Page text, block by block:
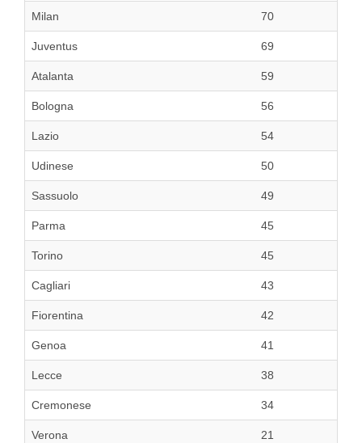
Milan 70
Juventus 69
Atalanta 59
Bologna 56
Lazio 54
Udinese 50
Sassuolo 49
Parma 45
Torino 45
Cagliari 43
Fiorentina 42
Genoa 41
Lecce 38
Cremonese 34
Verona 21